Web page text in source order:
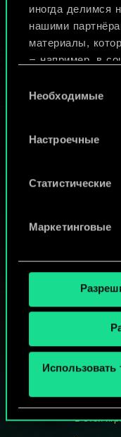
иногда делимся
нашими
материалы,
— например, в
разрешения.
Найти
используем
«Настройки» ниже.
согласия
Необходимые
Настроечные
Статистические
Маркетинговые
МОЖЕТ
В этой